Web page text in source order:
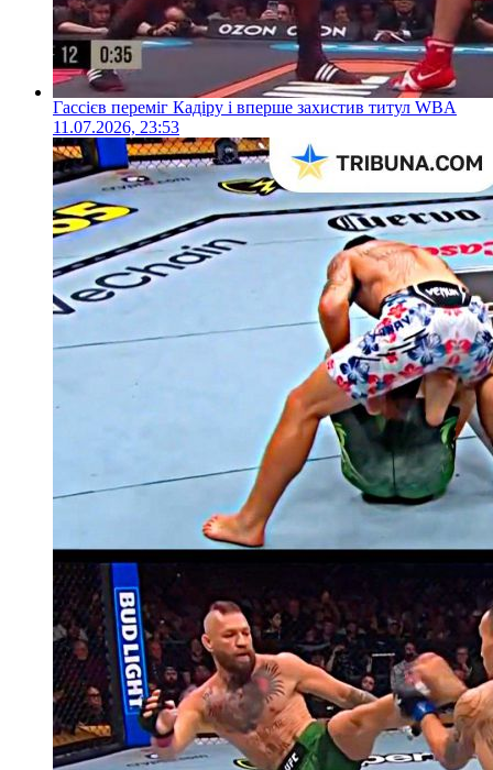
Гассієв переміг Кадіру і вперше захистив титул WBA
11.07.2026, 23:53